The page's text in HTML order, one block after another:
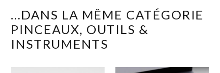
...DANS LA MÊME CATÉGORIE
PINCEAUX, OUTILS &
INSTRUMENTS